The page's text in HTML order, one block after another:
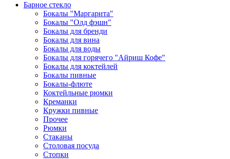
Барное стекло
Бокалы "Маргарита"
Бокалы "Олд фэшн"
Бокалы для бренди
Бокалы для вина
Бокалы для воды
Бокалы для горячего "Айриш Кофе"
Бокалы для коктейлей
Бокалы пивные
Бокалы-флюте
Коктейльные рюмки
Креманки
Кружки пивные
Прочее
Рюмки
Стаканы
Столовая посуда
Стопки